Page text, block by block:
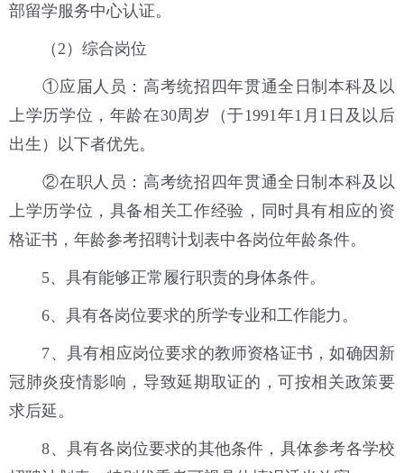
部留学服务中心认证。
（2）综合岗位
①应届人员：高考统招四年贯通全日制本科及以
上学历学位，年龄在30周岁（于1991年1月1日及以后
出生）以下者优先。
②在职人员：高考统招四年贯通全日制本科及以
上学历学位，具备相关工作经验，同时具有相应的资
格证书，年龄参考招聘计划表中各岗位年龄条件。
5、具有能够正常履行职责的身体条件。
6、具有各岗位要求的所学专业和工作能力。
7、具有相应岗位要求的教师资格证书，如确因新
冠肺炎疫情影响，导致延期取证的，可按相关政策要
求后延。
8、具有各岗位要求的其他条件，具体参考各学校